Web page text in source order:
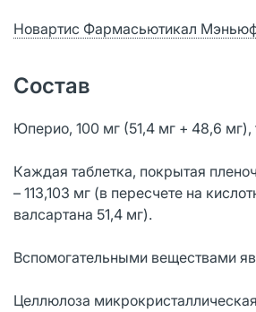
Новартис Фармасьютикал
Состав
Юперио, 100 мг (51,4 мг + 48,6
Каждая таблетка, покрытая
– 113,103 мг (в пересчете на
валсартана 51,4 мг).
Вспомогательными веществами
Целлюлоза